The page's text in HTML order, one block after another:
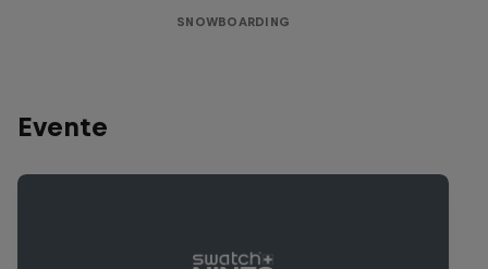
SNOWBOARDING
Evente